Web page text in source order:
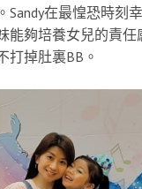
Sandy在最惶恐時刻
能夠培養女兒的責任
打掉肚裏BB。